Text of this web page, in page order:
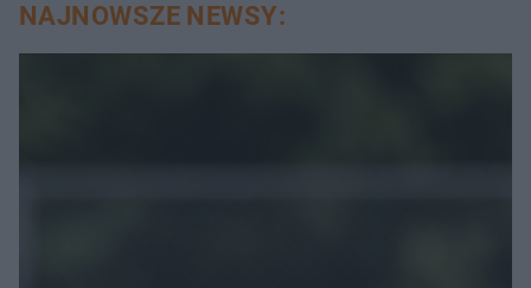
NAJNOWSZE NEWSY: